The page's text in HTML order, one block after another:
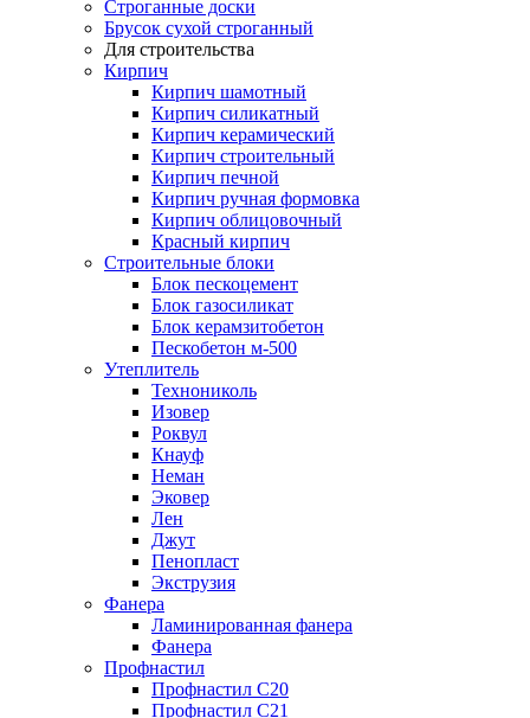
Строганные доски
Брусок сухой строганный
Для строительства
Кирпич
Кирпич шамотный
Кирпич силикатный
Кирпич керамический
Кирпич строительный
Кирпич печной
Кирпич ручная формовка
Кирпич облицовочный
Красный кирпич
Строительные блоки
Блок пескоцемент
Блок газосиликат
Блок керамзитобетон
Пескобетон м-500
Утеплитель
Технониколь
Изовер
Роквул
Кнауф
Неман
Эковер
Лен
Джут
Пенопласт
Экструзия
Фанера
Ламинированная фанера
Фанера
Профнастил
Профнастил С20
Профнастил С21